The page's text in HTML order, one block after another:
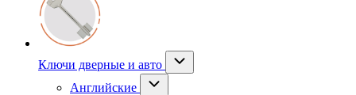
Ключи дверные и авто
Английские